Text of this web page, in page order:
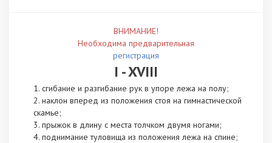
ВНИМАНИЕ!
Необходима предварительная
регистрация
I - XVIII
сгибание и разгибание рук в упоре лежа на полу;
наклон вперед из положения стоя на гимнастической
скамье;
прыжок в длину с места толчком двумя ногами;
поднимание туловища из положения лежа на спине;